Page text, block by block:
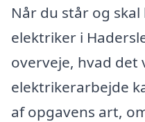
Når du står og
elektriker i
overveje, hvad det
elektrikerarbejde
af opgavens art,